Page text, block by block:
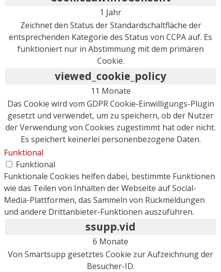
1 Jahr
Zeichnet den Status der Standardschaltfläche der
entsprechenden Kategorie des Status von CCPA auf. Es
funktioniert nur in Abstimmung mit dem primären
Cookie.
viewed_cookie_policy
11 Monate
Das Cookie wird vom GDPR Cookie-Einwilligungs-Plugin
gesetzt und verwendet, um zu speichern, ob der Nutzer
der Verwendung von Cookies zugestimmt hat oder nicht.
Es speichert keinerlei personenbezogene Daten.
Funktional
Funktional
Funktionale Cookies helfen dabei, bestimmte Funktionen
wie das Teilen von Inhalten der Webseite auf Social-
Media-Plattformen, das Sammeln von Rückmeldungen
und andere Drittanbieter-Funktionen auszuführen.
ssupp.vid
6 Monate
Von Smartsupp gesetztes Cookie zur Aufzeichnung der
Besucher-ID.